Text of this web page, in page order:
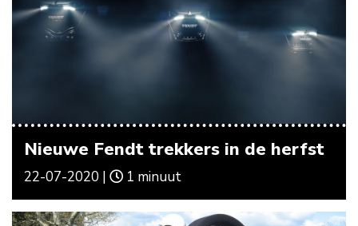
Nieuwe Fendt trekkers in de herfst
22-07-2020 | 1 minuut